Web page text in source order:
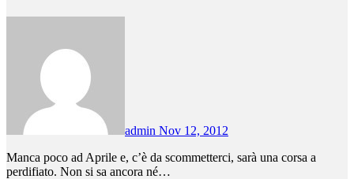
admin Nov 12, 2012
Manca poco ad Aprile e, c’è da scommetterci, sarà una corsa a
perdifiato. Non si sa ancora né…